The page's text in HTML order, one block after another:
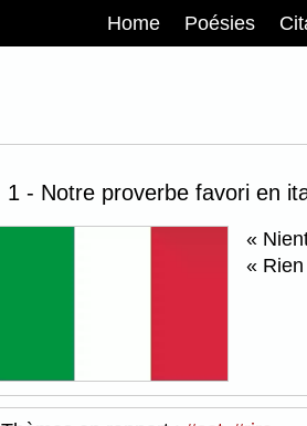
Home Poésies
1 - Notre proverbe favori en